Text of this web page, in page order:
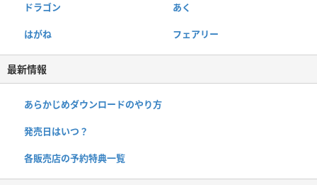
ドラゴン あく
はがね フェアリー
最新情報
あらかじめダウンロードのやり方
発売日はいつ？
各販売店の予約特典一覧